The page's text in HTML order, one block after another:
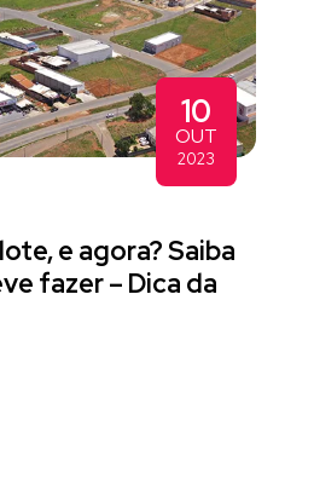
10
OUT
2023
e agora? Saiba
fazer – Dica da